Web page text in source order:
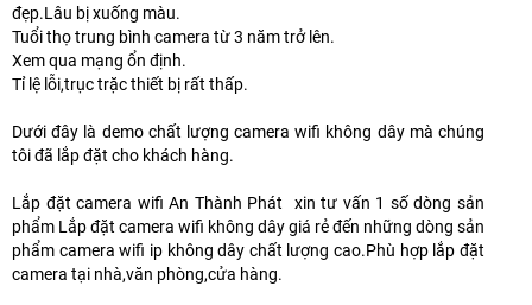
đẹp.Lâu bị xuống màu.
Tuổi thọ trung bình camera từ 3 năm trở lên.
Xem qua mạng ổn định.
Tỉ lệ lỗi,trục trặc thiết bị rất thấp.
Dưới đây là demo chất lượng camera wifi không dây mà chúng
tôi đã lắp đặt cho khách hàng.
Lắp đặt camera wifi An Thành Phát xin tư vấn 1 số dòng sản
phẩm Lắp đặt camera wifi không dây giá rẻ đến những dòng sản
phẩm camera wifi ip không dây chất lượng cao.Phù hợp lắp đặt
camera tại nhà,văn phòng,cửa hàng.